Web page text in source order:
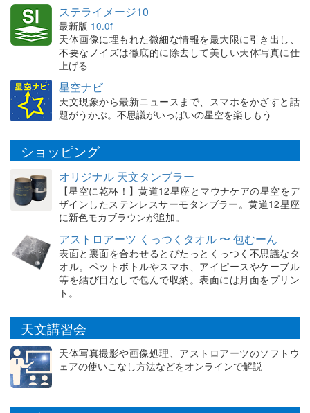
ステライメージ10
最新版 10.0f
天体画像に埋もれた微細な情報を最大限に引き出し、
不要なノイズは徹底的に除去して美しい天体写真に仕
上げる
星空ナビ
天文現象から最新ニュースまで、スマホをかざすと話
題がうかぶ。不思議がいっぱいの星空を楽しもう
ショッピング
オリジナル 天文タンブラー
【星空に乾杯！】黄道12星座とマウナケアの星空をデ
ザインしたステンレスサーモタンブラー。黄道12星座
に新色モカブラウンが追加。
アストロアーツ くっつくタオル 〜 包むーん
表面と裏面を合わせるとぴたっとくっつく不思議なタ
オル。ペットボトルやスマホ、アイピースやケーブル
等を結び目なしで包んで収納。表面には月面をプリン
ト。
天文講習会
天体写真撮影や画像処理、アストロアーツのソフトウ
ェアの使いこなし方法などをオンラインで解説